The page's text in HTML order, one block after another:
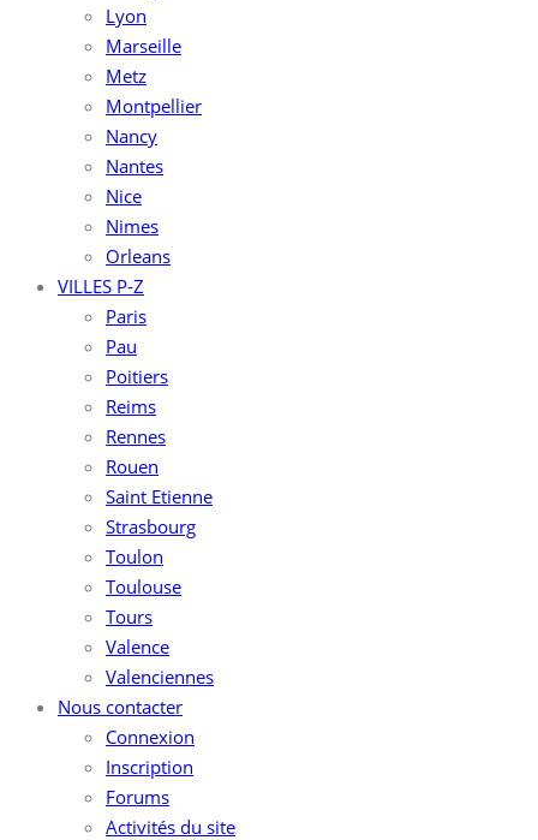
Lyon
Marseille
Metz
Montpellier
Nancy
Nantes
Nice
Nimes
Orleans
VILLES P-Z
Paris
Pau
Poitiers
Reims
Rennes
Rouen
Saint Etienne
Strasbourg
Toulon
Toulouse
Tours
Valence
Valenciennes
Nous contacter
Connexion
Inscription
Forums
Activités du site